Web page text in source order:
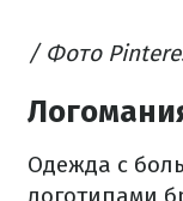
/ Фото
Одежда с